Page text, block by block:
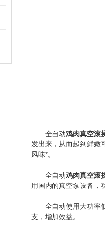
全自动鸡肉真空滚
发出来，从而起到鲜嫩
风味*。
全自动鸡肉真空滚
用国内的真空泵设备，
全自动使用大功率低
支，增加效益。